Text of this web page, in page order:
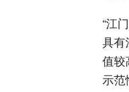
“江
具有
值较
示范